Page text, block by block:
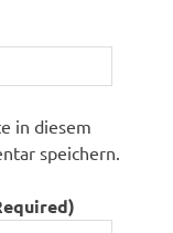
in diesem
speichern.